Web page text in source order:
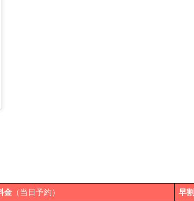
金 （当日予約） 早割